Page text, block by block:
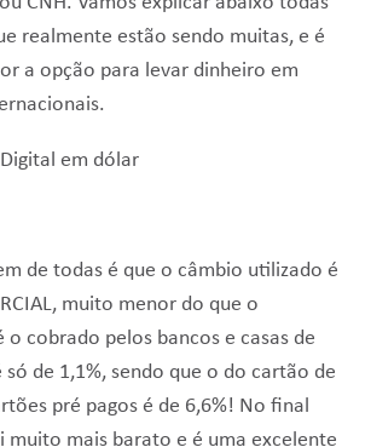
realmente estão sendo muitas, e é
a opção para levar dinheiro em
de todas é que o câmbio utilizado é
muito menor do que o
o cobrado pelos bancos e casas de
só de 1,1%, sendo que o do cartão de
pré pagos é de 6,6%! No final
muito mais barato e é uma excelente